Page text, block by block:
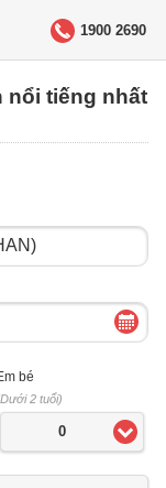
1900 2690
nổi tiếng nhất
bé
2 tuổi)
0